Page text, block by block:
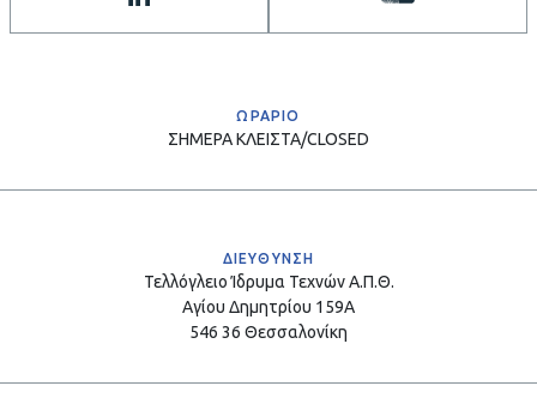
ΩΡΑΡΙΟ
ΣΗΜΕΡΑΚΛΕΙΣΤΑ/CLOSED
ΔΙΕΥΘΥΝΣΗ
Τελλόγλειο Ίδρυμα Τεχνών Α.Π.Θ.
Αγίου Δημητρίου 159Α
546 36 Θεσσαλονίκη